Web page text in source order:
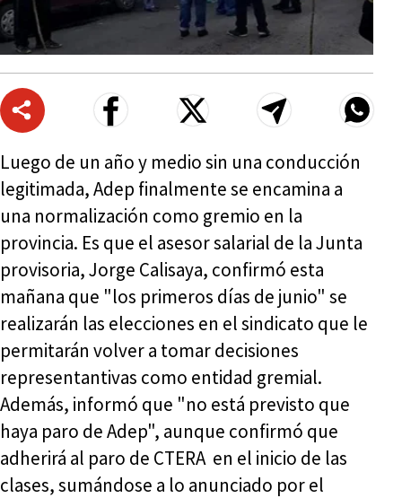
Luego de un año y medio sin una conducción
legitimada, Adep finalmente se encamina a
una normalización como gremio en la
provincia. Es que el asesor salarial de la Junta
provisoria, Jorge Calisaya, confirmó esta
mañana que "los primeros días de junio" se
realizarán las elecciones en el sindicato que le
permitarán volver a tomar decisiones
representantivas como entidad gremial.
Además, informó que "no está previsto que
haya paro de Adep", aunque confirmó que
adherirá al paro de CTERA en el inicio de las
clases, sumándose a lo anunciado por el